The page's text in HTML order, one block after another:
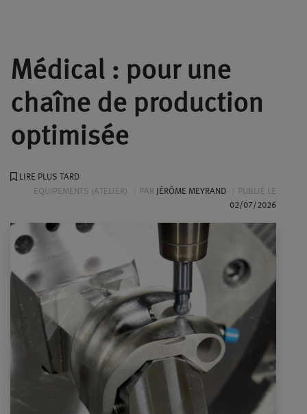
Médical : pour une
chaîne de production
optimisée
LIRE PLUS TARD
EQUIPEMENTS (ATELIER)
PAR JÉRÔME MEYRAND
PUBLIÉ LE
02/07/2026